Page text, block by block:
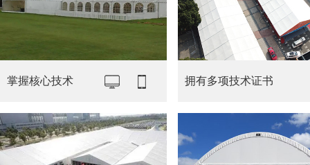
掌握核心技术 拥有多项技术证书